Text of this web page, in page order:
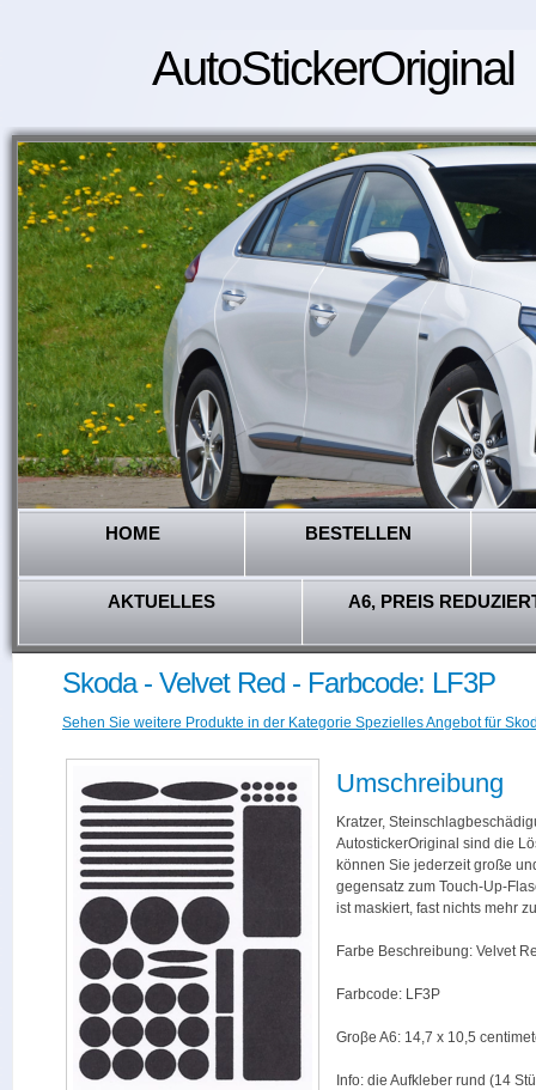
AutoStickerOriginal
HOME BESTELLEN
AKTUELLES A6, PREIS
Skoda - Velvet Red - Farbcode: LF3P
Sehen Sie weitere Produkte in der Kategorie Spezielles Angebot für
Umschreibung
Kratzer,
AutostickerOriginal sind die
können Sie jederzeit große
gegensatz zum Touch-Up-
ist maskiert, fast nichts mehr
Farbe Beschreibung: Velvet
Farbcode: LF3P
Groβe A6: 14,7 x 10,5
Info: die Aufkleber rund (14